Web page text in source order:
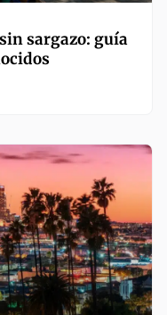
sargazo: guía